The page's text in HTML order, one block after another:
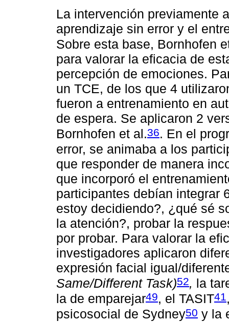
La intervención previamente
aprendizaje sin error y el
Sobre esta base, Bornhofen
para valorar la eficacia de
percepción de emociones.
un TCE, de los que 4
fueron a entrenamiento en
de espera. Se aplicaron 2
Bornhofen et al.36. En el
error, se animaba a los
que responder de manera
que incorporó el
participantes debían integrar
estoy decidiendo?, ¿qué sé
la atención?, probar la
por probar. Para valorar la
investigadores aplicaron
expresión facial igual/
Same/Different Task)52, la
la de emparejar49, el TASIT41
psicosocial de Sydney50 y la